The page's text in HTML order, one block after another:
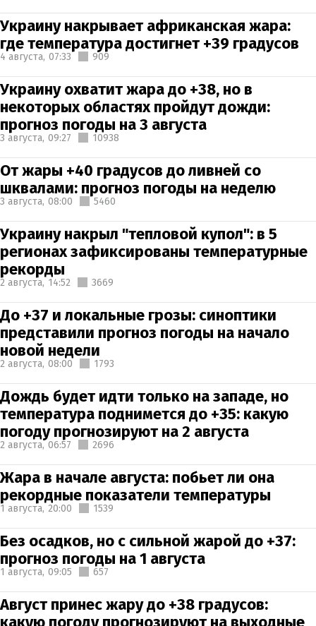
Украину накрывает африканская жара:
где температура достигнет +39 градусов
4 августа, 07:33 909
Украину охватит жара до +38, но в
некоторых областях пройдут дожди:
прогноз погоды на 3 августа
3 августа, 09:27 10938
От жары +40 градусов до ливней со
шквалами: прогноз погоды на неделю
3 августа, 08:00 5460
Украину накрыл "тепловой купол": в 5
регионах зафиксированы температурные
рекорды
2 августа, 14:52 3669
До +37 и локальные грозы: синоптики
представили прогноз погоды на начало
новой недели
2 августа, 08:00 1793
Дождь будет идти только на западе, но
температура поднимется до +35: какую
погоду прогнозируют на 2 августа
2 августа, 06:57 2696
Жара в начале августа: побьет ли она
рекордные показатели температуры
1 августа, 20:00 1539
Без осадков, но с сильной жарой до +37:
прогноз погоды на 1 августа
1 августа, 09:05 657
Август принес жару до +38 градусов:
какую погоду прогнозируют на выходные